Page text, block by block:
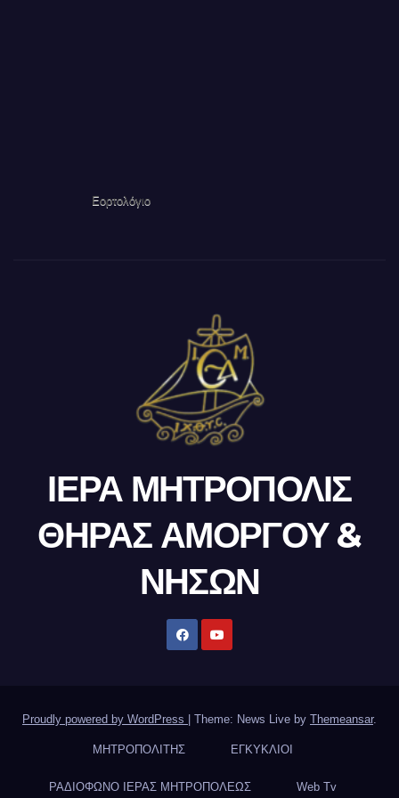
Εορτολόγιο
ΙΕΡΑ ΜΗΤΡΟΠΟΛΙΣ
ΘΗΡΑΣ ΑΜΟΡΓΟΥ &
ΝΗΣΩΝ
Proudly powered by WordPress Theme: News Live by Themeansar.
ΜΗΤΡΟΠΟΛΙΤΗΣ ΕΓΚΥΚΛΙΟΙ
ΡΑΔΙΟΦΩΝΟ ΙΕΡΑΣ ΜΗΤΡΟΠΟΛΕΩΣ Web Tv